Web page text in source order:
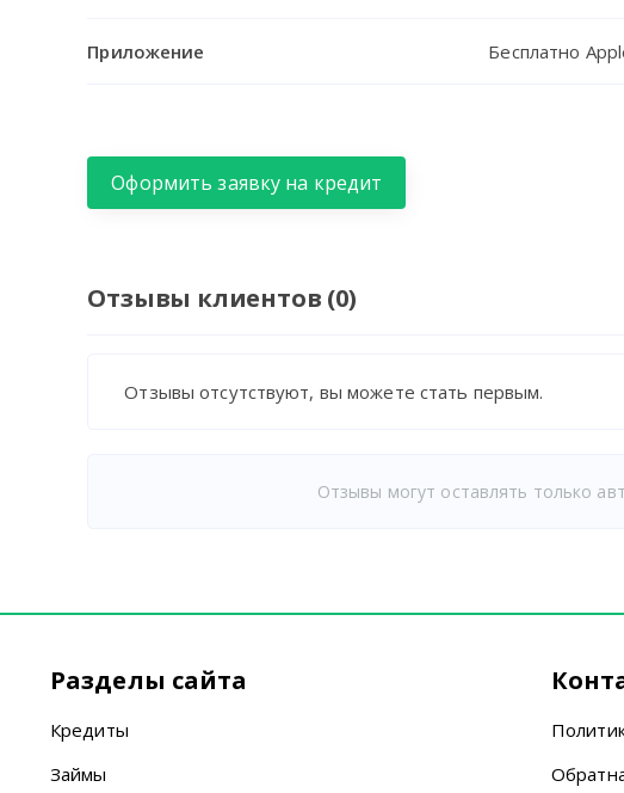
Приложение Бесплатно
Оформить заявку на кредит
Отзывы клиентов (0)
Отзывы отсутствуют, вы можете стать первым.
Отзывы могут оставлять только
Разделы сайта
Кредиты
Займы